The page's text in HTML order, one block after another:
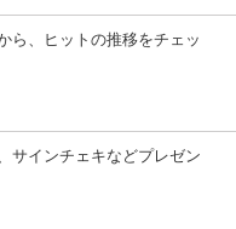
ら、ヒットの推移をチェッ
サインチェキなどプレゼン